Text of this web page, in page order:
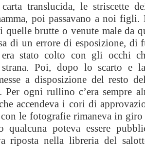
translucida, le striscette
poi passavano a noi figli.
quelle brutte o venute male da
di un errore di esposizione, di
stato colto con gli occhi
strana. Poi, dopo lo scarto e
a disposizione del resto
ogni rullino c’era sempre
accendeva i cori di
le fotografie rimaneva in giro
qualcuna poteva essere
riposta nella libreria del